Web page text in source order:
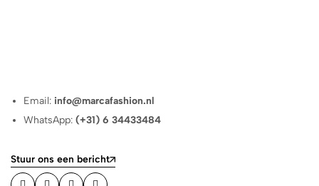
Email: info@marcafashion.nl
WhatsApp:(+31) 6 34433484
Stuur ons een bericht